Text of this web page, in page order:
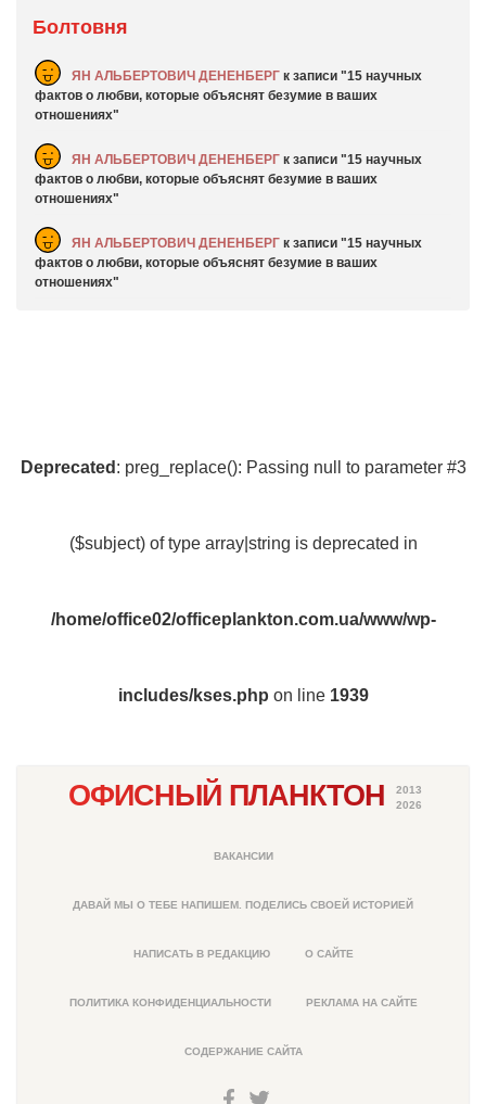
Болтовня
ЯН АЛЬБЕРТОВИЧ ДЕНЕНБЕРГ к записи
15 научных
фактов о любви, которые объяснят безумие в ваших
отношениях
ЯН АЛЬБЕРТОВИЧ ДЕНЕНБЕРГ к записи
15 научных
фактов о любви, которые объяснят безумие в ваших
отношениях
ЯН АЛЬБЕРТОВИЧ ДЕНЕНБЕРГ к записи
15 научных
фактов о любви, которые объяснят безумие в ваших
отношениях
Deprecated : preg_replace(): Passing null to parameter #3
($subject) of type array|string is deprecated in
/home/office02/officeplankton.com.ua/www/wp-
includes/kses.php on line 1939
ОФИСНЫЙ ПЛАНКТОН
2013
2026
ВАКАНСИИ
ДАВАЙ МЫ О ТЕБЕ НАПИШЕМ. ПОДЕЛИСЬ СВОЕЙ ИСТОРИЕЙ
НАПИСАТЬ В РЕДАКЦИЮ О САЙТЕ
ПОЛИТИКА КОНФИДЕНЦИАЛЬНОСТИ РЕКЛАМА НА САЙТЕ
СОДЕРЖАНИЕ САЙТА